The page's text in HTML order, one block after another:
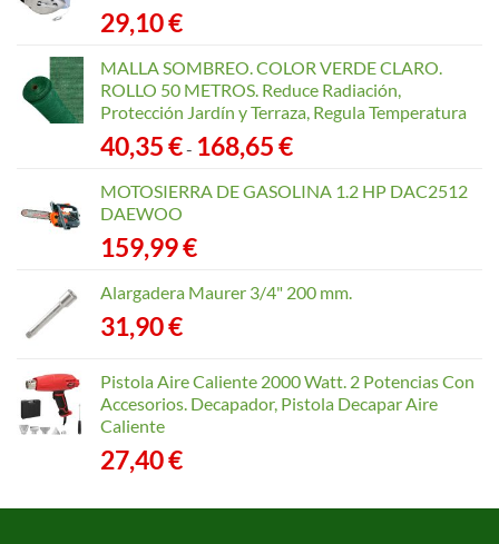
29,10€
MALLA SOMBREO. COLOR VERDE CLARO.
ROLLO 50 METROS. Reduce Radiación,
Protección Jardín y Terraza, Regula Temperatura
40,35€- 168,65€Rango
precios:
MOTOSIERRA DE GASOLINA 1.2 HP DAC2512
DAEWOO
159,99€
Alargadera Maurer 3/4" 200 mm.
31,90€
Pistola Aire Caliente 2000 Watt. 2 Potencias Con
Accesorios. Decapador, Pistola Decapar Aire
Caliente
27,40€